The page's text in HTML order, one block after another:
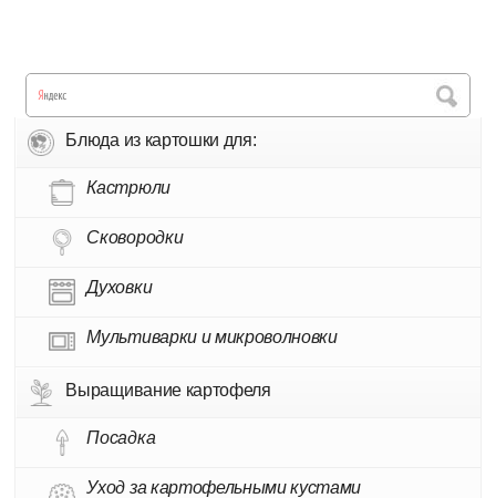
Блюда из картошки для:
Кастрюли
Сковородки
Духовки
Мультиварки и микроволновки
Выращивание картофеля
Посадка
Уход за картофельными кустами